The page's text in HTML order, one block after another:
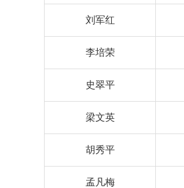
刘军红
李培荣
史翠平
梁文英
胡秀平
孟凡梅